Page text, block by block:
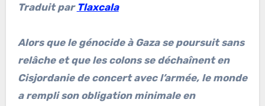
Traduit par Tlaxcala
Alors que le génocide à Gaza se poursuit sans
relâche et que les colons se déchaînent en
Cisjordanie de concert avec l’armée, le monde
a rempli son obligation minimale en